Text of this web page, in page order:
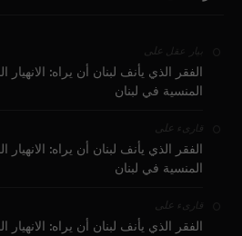
بيار عقل على
الفقر الذي يأنف لبنان أن يراه:
المنسية في لبنان
قارىء على
الفقر الذي يأنف لبنان أن يراه:
المنسية في لبنان
قارىء على
الفقر الذي يأنف لبنان أن يراه: